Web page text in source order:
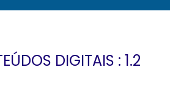
DIGITAIS : 1.2